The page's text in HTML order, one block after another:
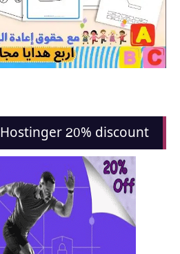
Hostinger 20% discount